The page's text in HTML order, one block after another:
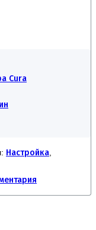
Cura
Настройка